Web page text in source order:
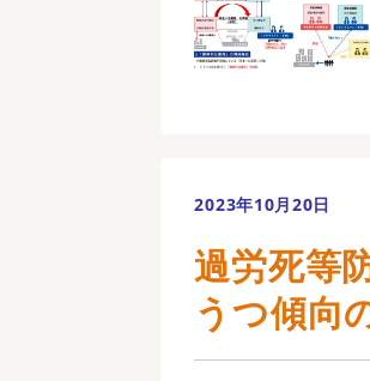
2023年10月20日
過労死等
うつ傾向